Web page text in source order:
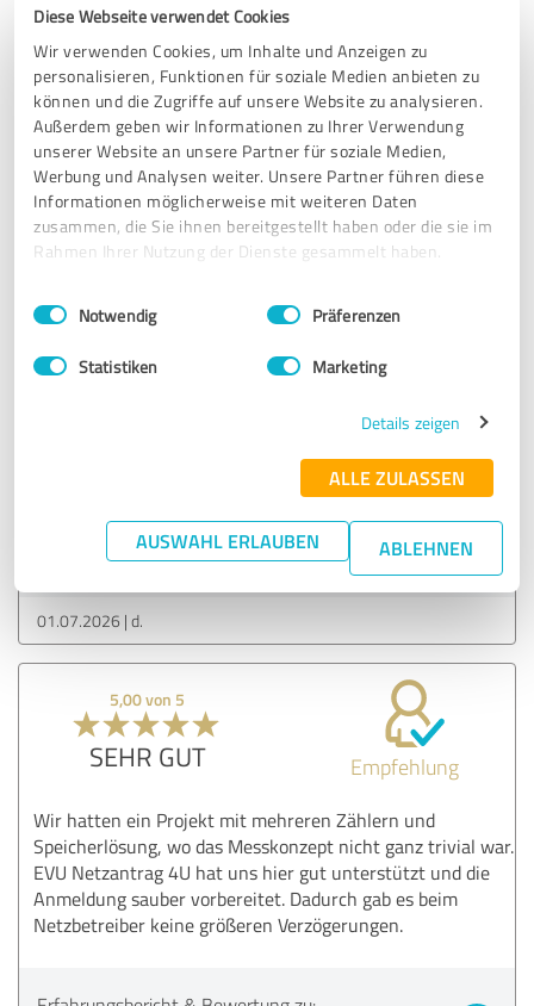
Diese Webseite verwendet Cookies
Wir verwenden Cookies, um Inhalte und Anzeigen zu
personalisieren, Funktionen für soziale Medien anbieten zu
können und die Zugriffe auf unsere Website zu analysieren.
Außerdem geben wir Informationen zu Ihrer Verwendung
unserer Website an unsere Partner für soziale Medien,
Werbung und Analysen weiter. Unsere Partner führen diese
Informationen möglicherweise mit weiteren Daten
zusammen, die Sie ihnen bereitgestellt haben oder die sie im
Rahmen Ihrer Nutzung der Dienste gesammelt haben.
Impressum Datenschutzbestimmungen
Einwilligungsauswahl
Notwendig Präferenzen
Statistiken Marketing
Details zeigen
ALLE ZULASSEN
AUSWAHL ERLAUBEN ABLEHNEN
SEHR GUT
netzbetreiber antrag lief ohne probleme durch top.
Erfahrungsbericht & Bewertung zu:
EVU Netzantrag 4U GmbH
02.07.2026 dominik K.
5,00 von 5
Absolute Empfehlung für alle Solaranlagenbesitzer.
Erfahrungsbericht & Bewertung zu:
EVU Netzantrag 4U GmbH
01.07.2026 d.
5,00 von 5
SEHR GUT Empfehlung
Wir hatten ein Projekt mit mehreren Zählern und
Speicherlösung, wo das Messkonzept nicht ganz trivial war.
EVU Netzantrag 4U hat uns hier gut unterstützt und die
Anmeldung sauber vorbereitet. Dadurch gab es beim
Netzbetreiber keine größeren Verzögerungen.